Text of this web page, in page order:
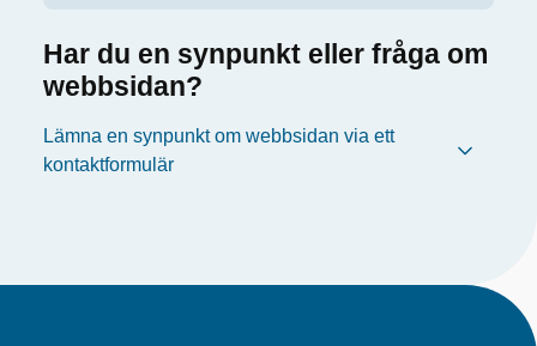
Har du en synpunkt eller fråga om
webbsidan?
Lämna en synpunkt om webbsidan via ett
kontaktformulär